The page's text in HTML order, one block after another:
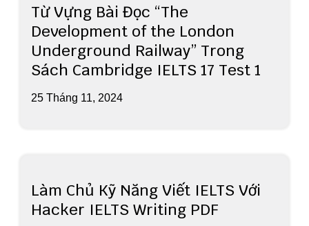
Từ Vựng Bài Đọc “The
Development of the London
Underground Railway” Trong
Sách Cambridge IELTS 17 Test 1
25 Tháng 11, 2024
Làm Chủ Kỹ Năng Viết IELTS Với
Hacker IELTS Writing PDF